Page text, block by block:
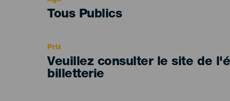
Edad
Tous Publics
Prix
Veuillez consulter le site de
billetterie